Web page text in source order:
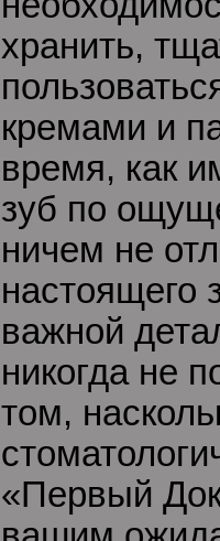
хранить,
кремами и
время, как
зуб по
ничем не
настоящего
важной
никогда не
том,
«Первый